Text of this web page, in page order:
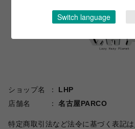
ショップ名
LHP
店舗名
名古屋PARCO
特定商取引法など法令に基づく表記は
Switch language